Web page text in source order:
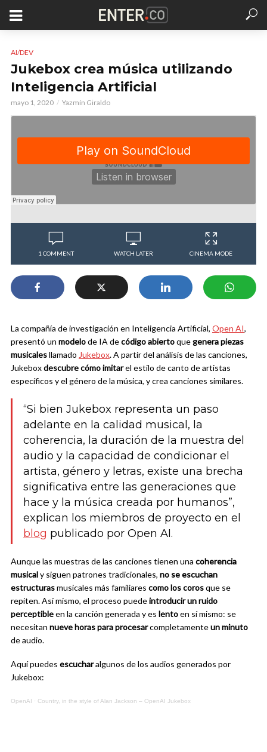
AI/DEV
Jukebox crea música utilizando
Inteligencia Artificial
mayo 1, 2020 Yazmín Giraldo
1 COMMENT WATCH LATER CINEMA MODE
La compañía de investigación en Inteligencia Artificial, Open AI,
presentó un modelode IA decódigo abiertoquegenera piezas
musicalesllamado Jukebox. A partir del análisis de las canciones,
Jukeboxdescubre cómo imitarel estilo de canto de artistas
específicos y el género de la música, y crea canciones similares.
“Si bien Jukebox representa un paso
adelante en la calidad musical, la
coherencia, la duración de la muestra del
audio y la capacidad de condicionar el
artista, género y letras, existe una brecha
significativa entre las generaciones que
hace y la música creada por humanos”,
explican los miembros de proyecto en el
blog publicado por Open AI.
Aunque las muestras de las canciones tienen una coherencia
musicaly siguen patrones tradicionales, no se escuchan
estructurasmusicales más familiares como loscorosque se
repiten. Así mismo, el proceso puedeintroducir un ruido
perceptibleen la canción generada y es lentoen sí mismo: se
necesitan nueve horas para procesarcompletamenteun minuto
de audio.
Aquí puedes escucharalgunos de los audios generados por
Jukebox:
OpenAI · Country, in the style of Alan Jackson – OpenAI Jukebox